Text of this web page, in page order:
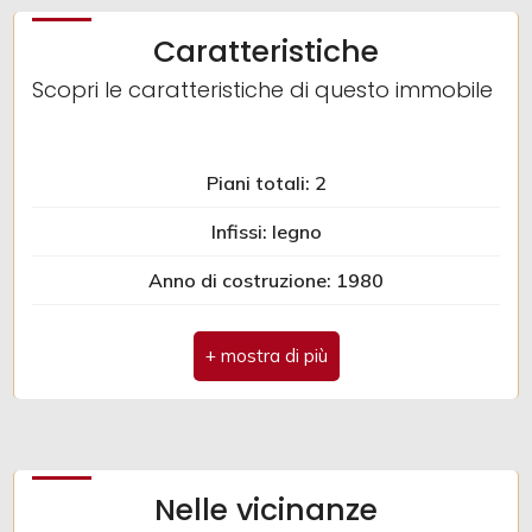
Caratteristiche
Scopri le caratteristiche di questo immobile
Piani totali: 2
Infissi: legno
Anno di costruzione: 1980
Spese condominio: € 1
Antenna Tv: Autonoma
Doccia
Nelle vicinanze